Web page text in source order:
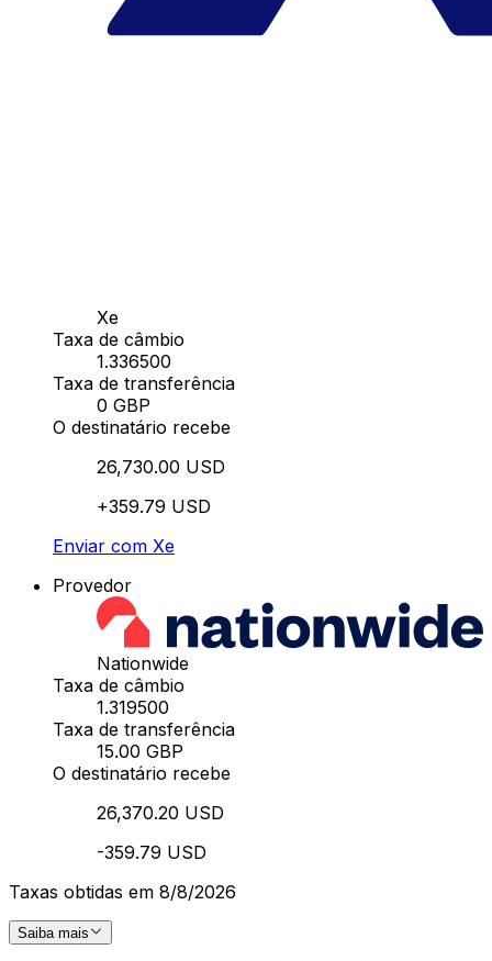
Xe
Taxa de câmbio
1.336500
Taxa de transferência
0 GBP
O destinatário recebe
26,730.00 USD
+359.79 USD
Enviar com Xe
Provedor
Nationwide
Taxa de câmbio
1.319500
Taxa de transferência
15.00 GBP
O destinatário recebe
26,370.20 USD
-359.79 USD
Taxas obtidas em 8/8/2026
Saiba mais